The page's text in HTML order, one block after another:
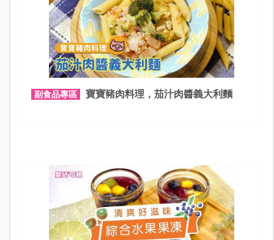
副食品專區 寶寶豬肉料理，茄汁肉醬義大利麵